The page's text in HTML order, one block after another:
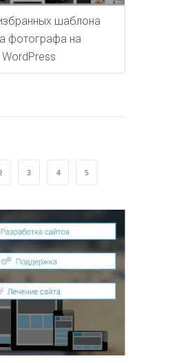
шаблона
фотографа на
WordPress
3 4 5